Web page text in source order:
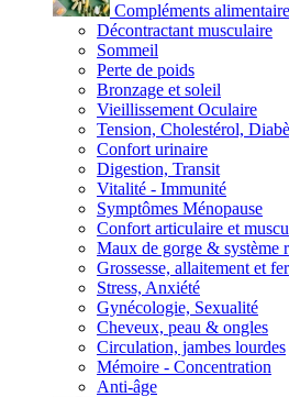
Compléments
Décontractant musculaire
Sommeil
Perte de poids
Bronzage et soleil
Vieillissement Oculaire
Tension, Cholestérol,
Confort urinaire
Digestion, Transit
Vitalité - Immunité
Symptômes Ménopause
Confort articulaire et
Maux de gorge & système
Grossesse, allaitement et
Stress, Anxiété
Gynécologie, Sexualité
Cheveux, peau & ongles
Circulation, jambes lourdes
Mémoire - Concentration
Anti-âge